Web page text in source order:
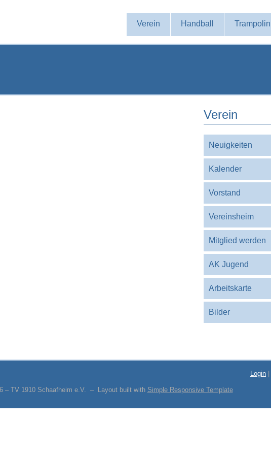
Navigation
überspringen
Verein Handball Trampolin
Verein
überspringen
Neuigkeiten
Kalender
Vorstand
Vereinsheim
Mitglied werden
AK Jugend
Arbeitskarte
Bilder
Login
– TV 1910 Schaafheim e.V. – Layout built with Simple Responsive Template